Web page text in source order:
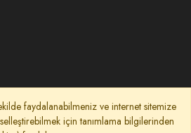
faydalanabilmeniz ve internet sitemize
için tanımlama bilgilerinden